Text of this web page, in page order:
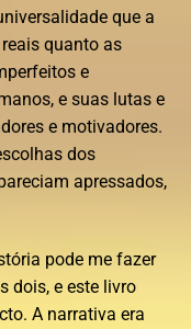
que a
quanto as
e
e suas lutas e
e motivadores.
dos
apressados,
pode me fazer
dois, e este livro
A narrativa era